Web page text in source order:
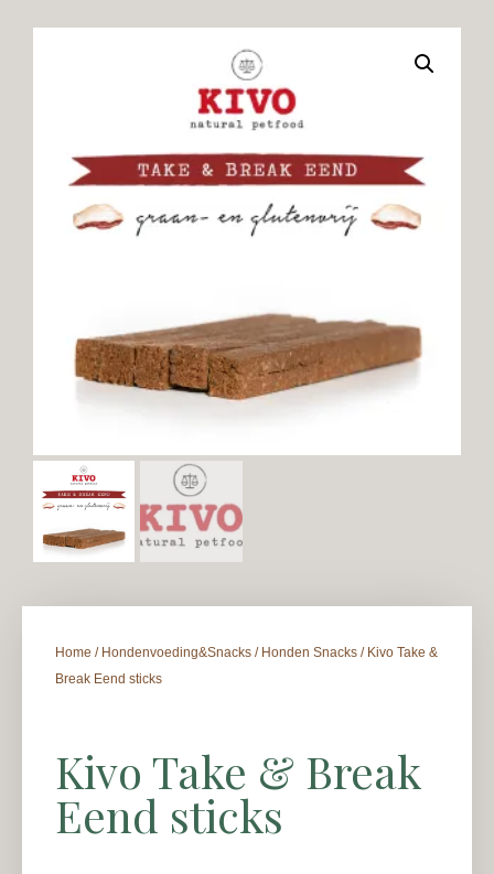
Home / Hondenvoeding&Snacks / Honden Snacks / Kivo Take &
Break Eend sticks
Kivo Take & Break
Eend sticks